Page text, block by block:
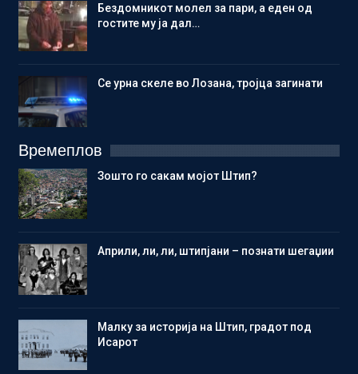
Бездомникот молел за пари, а еден од
гостите му ја дал…
Се урна скеле во Лозана, тројца загинати
Времеплов
Зошто го сакам мојот Штип?
Aприли, ли, ли, штипјани – познати шегаџии
Малку за историја на Штип, градот под
Исарот